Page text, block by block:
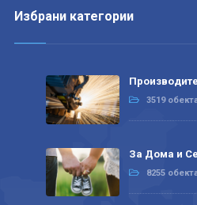
Избрани категории
3519
За Дома и
8255